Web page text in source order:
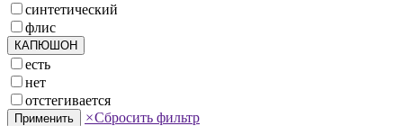
синтетический
флис
КАПЮШОН
есть
нет
отстегивается
Применить ×Сбросить фильтр